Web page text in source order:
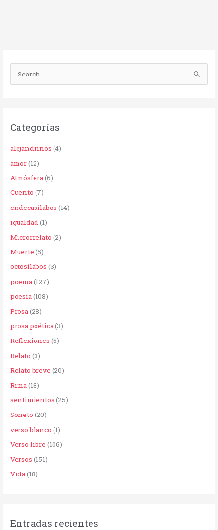
a
o
r
:
Categorías
alejandrinos (4)
amor(12)
Atmósfera(6)
Cuento (7)
endecasílabos (14)
igualdad(1)
Microrrelato (2)
Muerte (5)
octosílabos (3)
poema(127)
poesía(108)
Prosa(28)
prosa poética(3)
Reflexiones (6)
Relato (3)
Relato breve (20)
Rima(18)
sentimientos (25)
Soneto (20)
verso blanco (1)
Verso libre (106)
Versos (151)
Vida(18)
Entradas recientes